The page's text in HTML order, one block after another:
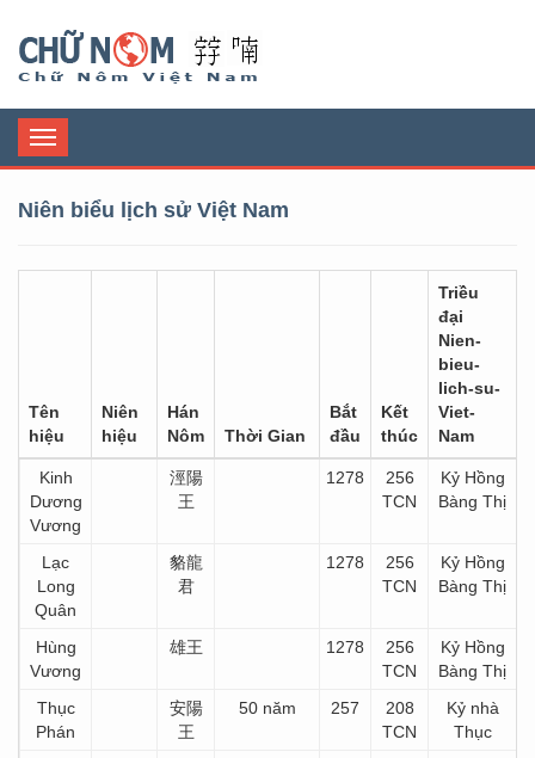
Toggle
navigation
Niên biểu lịch sử Việt Nam
Tên
hiệu
Niên
hiệu
Hán
Nôm
Thời Gian
Bắt
đầu
Kết
thúc
Triều
đại
Nien-
bieu-
lich-su-
Viet-
Nam
Kinh
Dương
Vương
涇陽
王
1278
256
TCN
Kỷ Hồng
Bàng Thị
Lạc
Long
Quân
貉龍
君
1278
256
TCN
Kỷ Hồng
Bàng Thị
Hùng
Vương
雄王 1278
256
TCN
Kỷ Hồng
Bàng Thị
Thục
Phán
安陽
王
50 năm 257
208
TCN
Kỷ nhà
Thục